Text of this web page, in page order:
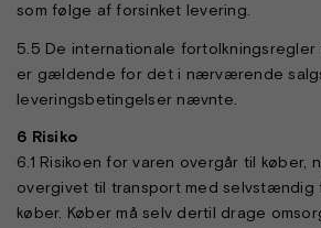
som følge af forsinket levering.
5.5 De internationale fortolkningsregler
er gældende for det i nærværende
leveringsbetingelser nævnte.
6 Risiko
6.1 Risikoen for varen overgår til køber,
overgivet til transport med
køber. Køber må selv dertil drage